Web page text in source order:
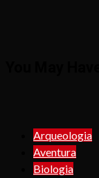
Arqueologia
Aventura
Biologia